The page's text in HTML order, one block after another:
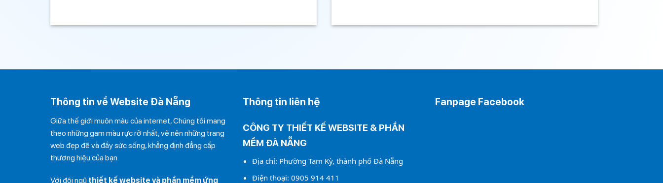
Thông tin về Website Đà Nẵng
Giữa thế giới muôn màu của internet, Chúng tôi mang
theo những gam màu rực rỡ nhất, vẽ nên những trang
web đẹp đẽ và đầy sức sống, khẳng định đẳng cấp
thương hiệu của bạn.
Với đội ngũ thiết kế website và phần mềm ứng
Thông tin liên hệ
CÔNG TY THIẾT KẾ WEBSITE & PHẦN
MỀM ĐÀ NẴNG
Địa chỉ: Phường Tam Kỳ, thành phố Đà Nẵng
Điện thoại:0905 914 411
Fanpage Facebook